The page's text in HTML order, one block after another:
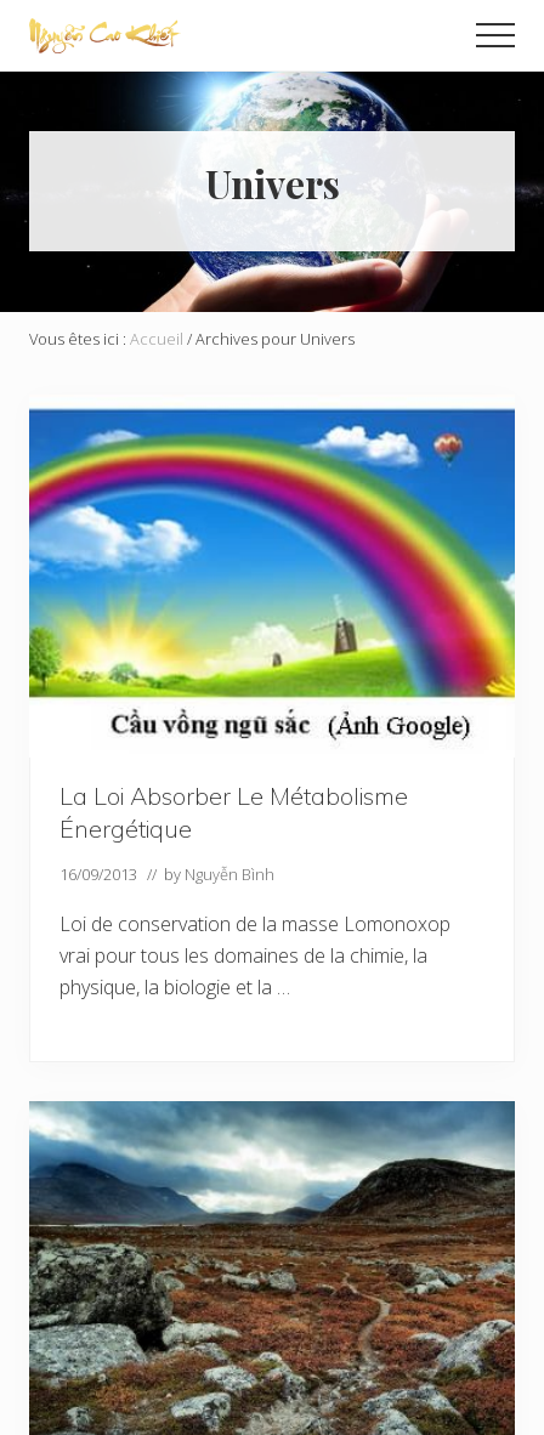
Menu
Passer
contenu
Échange
Univers
Vous êtes ici : Accueil /Archives pour Univers
La Loi Absorber Le Métabolisme
Énergétique
16/09/2013 // by Nguyễn Bình
Loi de conservation de la masse Lomonoxop
vrai pour tous les domaines de la chimie, la
physique, la biologie et la …